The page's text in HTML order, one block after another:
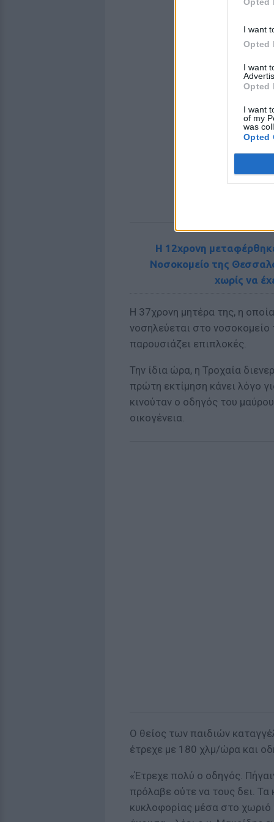
I want
Opted
I want
Opted
I want
of my
was
Opted
Η 12χρονη
Νοσοκομείο της
χωρίς να
Η 37χρονη μητέρα της, η
νοσηλεύεται στο
παρουσιάζει επιπλοκές.
Την ίδια ώρα, η Τροχαία
πρώτη εκτίμηση κάνει λόγο
κινούταν ο οδηγός του
οικογένεια.
Ο θείος των παιδιών
έτρεχε με 180 χλμ/ώρα και
«Έτρεχε πολύ ο οδηγός.
πρόλαβε ούτε να τους δει. Τα
κυκλοφορίας μέσα στο